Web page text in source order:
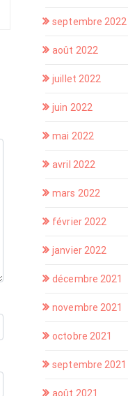
septembre 2022
août 2022
juillet 2022
juin 2022
mai 2022
avril 2022
mars 2022
février 2022
janvier 2022
décembre 2021
novembre 2021
octobre 2021
septembre 2021
août 2021